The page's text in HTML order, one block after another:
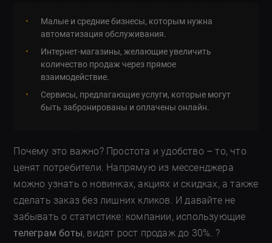
Малые и средние бизнесы, которым нужна
автоматизация обслуживания.
Интернет-магазины, желающие увеличить
количество продаж через прямое
взаимодействие.
Сервисы, предлагающие услуги, которые могут
быть забронированы и оплачены онлайн.
Почему это важно? Простота и удобство – то, что
ценят потребители. Напрямую из мессенджера
можно узнать о новинках, акциях и скидках, а также
сделать заказ без лишних кликов. И давайте не
забывать о статистике: компании, использующие
телеграм боты, видят рост продаж до 30%. ?